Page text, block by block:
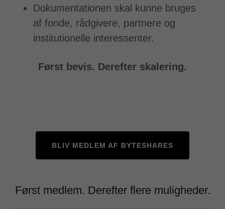
Dokumentationen skal kunne bruges
af fonde, rådgivere, partnere og
institutionelle interessenter.
Først bevis. Derefter skalering.
BLIV MEDLEM AF BYTESHARES
Først medlem. Derefter flere muligheder.